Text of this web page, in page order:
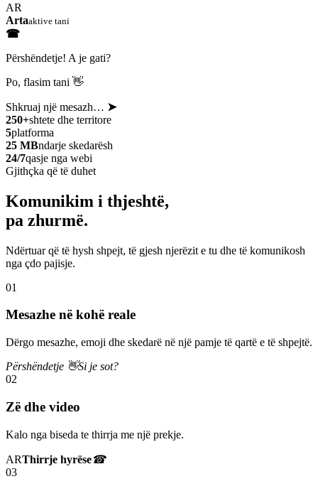
AR
Artaaktive tani
☎
Përshëndetje! A je gati?
Po, flasim tani 👋
Shkruaj një mesazh… ➤
250+shtete dhe territore
5platforma
25 MBndarje skedarësh
24/7qasje nga webi
Gjithçka që të duhet
Komunikim i thjeshtë,
pa zhurmë.
Ndërtuar që të hysh shpejt, të gjesh njerëzit e tu dhe të komunikosh
nga çdo pajisje.
01
Mesazhe në kohë reale
Dërgo mesazhe, emoji dhe skedarë në një pamje të qartë e të shpejtë.
Përshëndetje 👋Si je sot?
02
Zë dhe video
Kalo nga biseda te thirrja me një prekje.
ARThirrje hyrëse☎
03